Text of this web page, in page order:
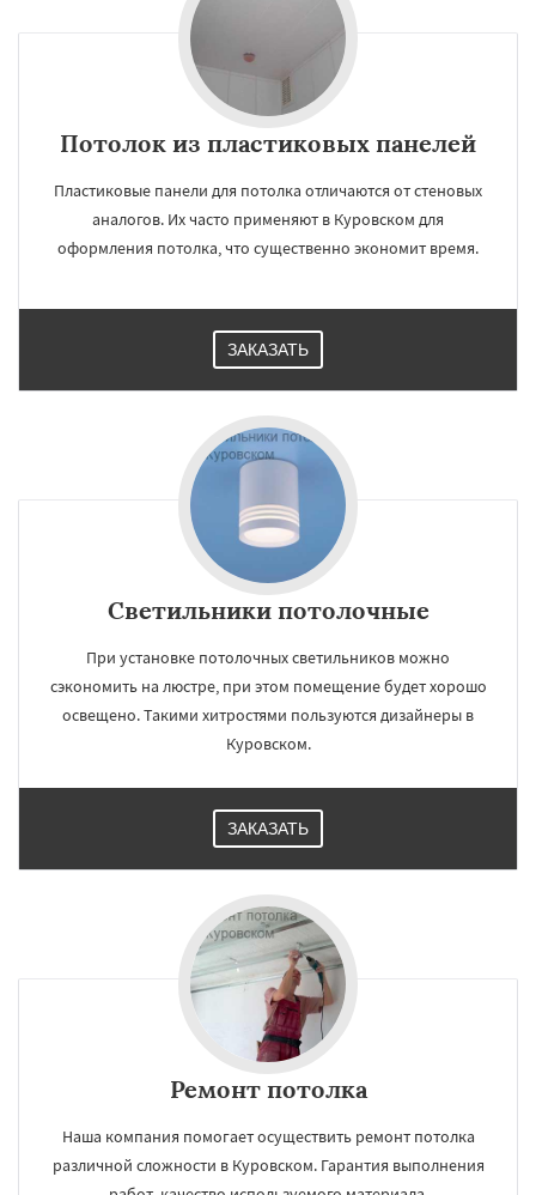
Потолок из пластиковых панелей
Пластиковые панели для потолка отличаются от стеновых
аналогов. Их часто применяют в Куровском для
оформления потолка, что существенно экономит время.
ЗАКАЗАТЬ
Светильники потолочные
При установке потолочных светильников можно
сэкономить на люстре, при этом помещение будет хорошо
освещено. Такими хитростями пользуются дизайнеры в
Куровском.
ЗАКАЗАТЬ
Ремонт потолка
Наша компания помогает осуществить ремонт потолка
различной сложности в Куровском. Гарантия выполнения